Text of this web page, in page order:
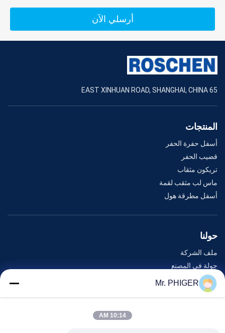
أرسلي الآن
65 EAST XINHUAN ROAD, SHANGHAI, CHINA
المنتجات
أسفل حفرة الحفر
قضيب الحفر
تريكون مثقاب
ماس لب مثقب لقمة
أسفل مطرقة هول
حولنا
ملف الشركة
جولة في المصنع
مراقبة الجودة
خريطة الموقع
Mr. PHIGER
10:14 AM